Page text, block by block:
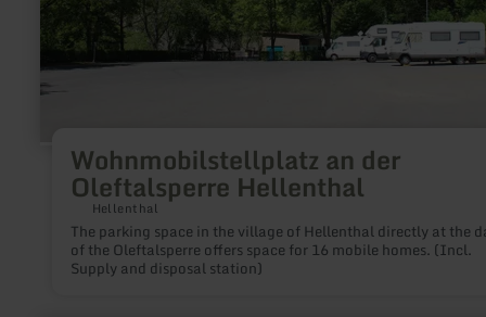
Wohnmobilstellplatz an der
Oleftalsperre Hellenthal
Hellenthal
The parking space in the village of Hellenthal directly at the
of the Oleftalsperre offers space for 16 mobile homes. (Incl.
Supply and disposal station)